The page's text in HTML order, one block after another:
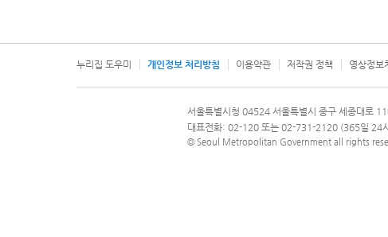
누리집 도우미 개인정보 처리방침 이용약관 저작권 정책 영상정보
문의 전화번호 120, 120 다산콜재단
서울특별시청 04524 서울특별시 중구 세종대로
대표전화: 02-120 또는 02-731-2120 (365일 24
© Seoul Metropolitan Government all rights